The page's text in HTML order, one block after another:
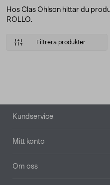
Hos Clas Ohlson hittar du
ROLLO.
Filtrera produkter
Sidfot
Kundservice
Mitt konto
Om oss